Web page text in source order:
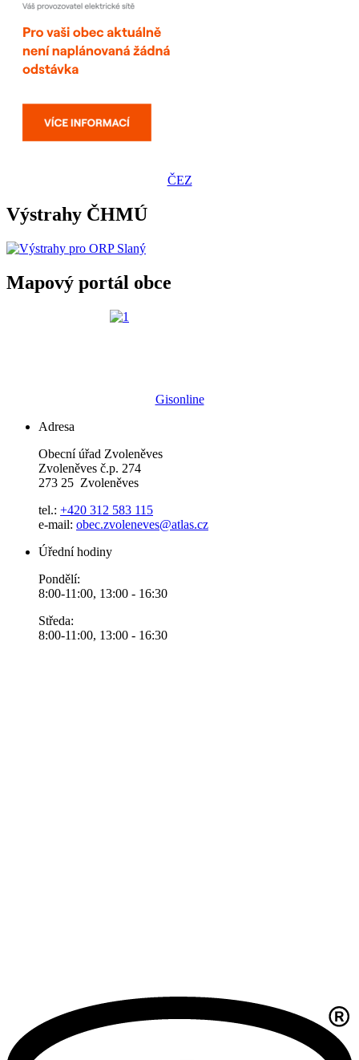
ČEZ
Výstrahy ČHMÚ
Mapový portál obce
Gisonline
Adresa
Obecní úřad Zvoleněves
Zvoleněves č.p. 274
273 25 Zvoleněves
tel.: +420 312 583 115
e-mail: obec.zvoleneves@atlas.cz
Úřední hodiny
Pondělí:
8:00-11:00, 13:00 - 16:30
Středa:
8:00-11:00, 13:00 - 16:30